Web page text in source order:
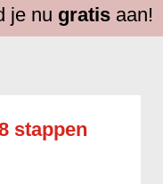
je nu gratisaan!
stappen